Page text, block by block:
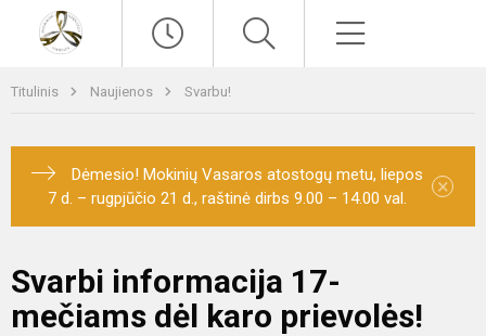
Titulinis Naujienos Svarbu!
Dėmesio! Mokinių Vasaros atostogų metu, liepos
7 d. – rugpjūčio 21 d., raštinė dirbs 9.00 – 14.00 val.
×
Svarbi informacija 17-
mečiams dėl karo prievolės!